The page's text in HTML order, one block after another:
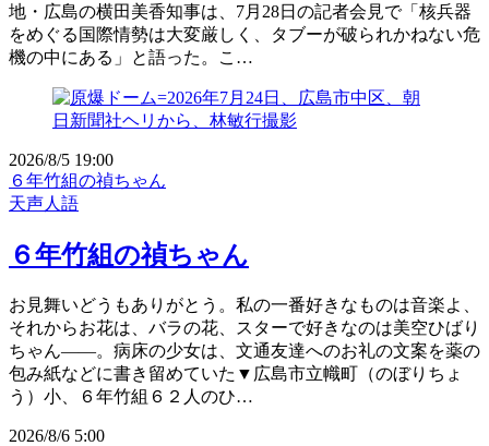
地・広島の横田美香知事は、7月28日の記者会見で「核兵器
をめぐる国際情勢は大変厳しく、タブーが破られかねない危
機の中にある」と語った。こ…
2026/8/5 19:00
６年竹組の禎ちゃん
天声人語
６年竹組の禎ちゃん
お見舞いどうもありがとう。私の一番好きなものは音楽よ、
それからお花は、バラの花、スターで好きなのは美空ひばり
ちゃん――。病床の少女は、文通友達へのお礼の文案を薬の
包み紙などに書き留めていた▼広島市立幟町（のぼりちょ
う）小、６年竹組６２人のひ…
2026/8/6 5:00